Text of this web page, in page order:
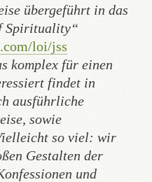
übergeführt in das
Spirituality“
loi/jss
komplex für einen
findet in
ausführliche
sowie
so viel: wir
Gestalten der
und